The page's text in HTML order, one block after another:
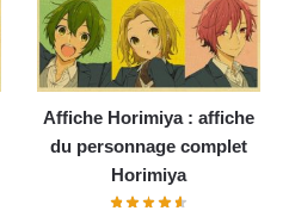
Affiche Horimiya : affiche
du personnage complet
Horimiya